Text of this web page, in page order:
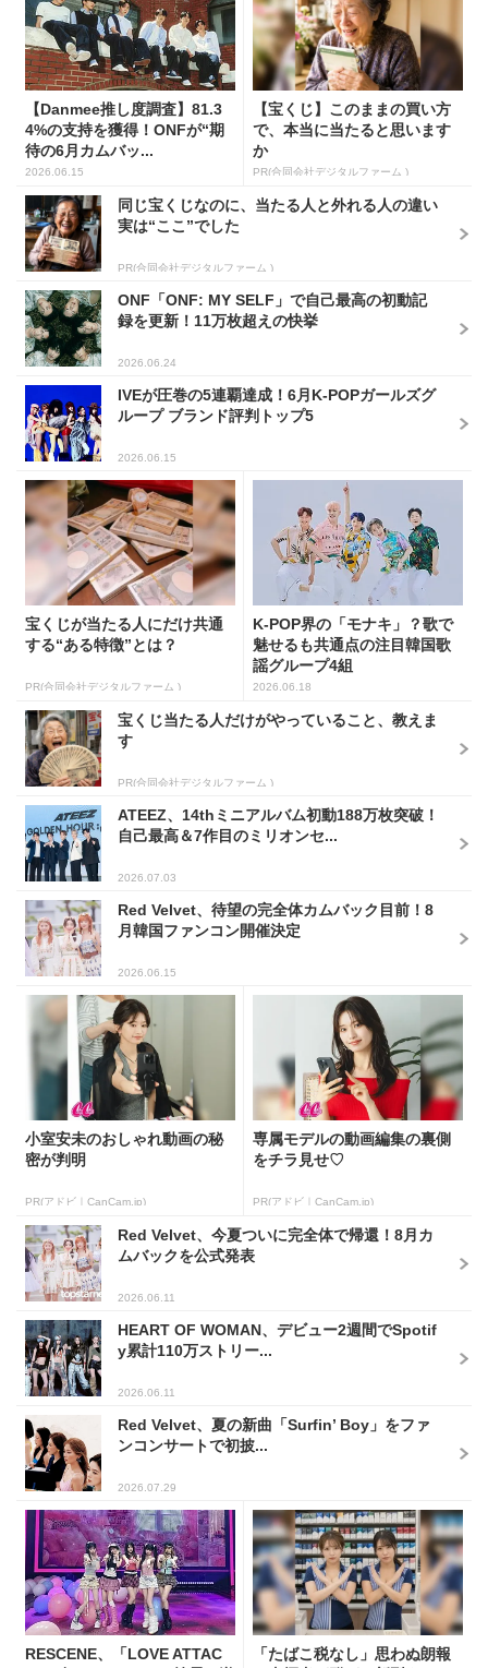
【Danmee推し度調査】81.3
4%の支持を獲得！ONFが“期
待の6月カムバッ...
2026.06.15
【宝くじ】このままの買い方
で、本当に当たると思います
か
PR(合同会社デジタルファーム )
同じ宝くじなのに、当たる人と外れる人の違い
実は“ここ”でした
PR(合同会社デジタルファーム )
ONF「ONF: MY SELF」で自己最高の初動記
録を更新！11万枚超えの快挙
2026.06.24
IVEが圧巻の5連覇達成！6月K-POPガールズグ
ループ ブランド評判トップ5
2026.06.15
宝くじが当たる人にだけ共通
する“ある特徴”とは？
PR(合同会社デジタルファーム )
K-POP界の「モナキ」？歌で
魅せるも共通点の注目韓国歌
謡グループ4組
2026.06.18
宝くじ当たる人だけがやっていること、教えま
す
PR(合同会社デジタルファーム )
ATEEZ、14thミニアルバム初動188万枚突破！
自己最高＆7作目のミリオンセ...
2026.07.03
Red Velvet、待望の完全体カムバック目前！8
月韓国ファンコン開催決定
2026.06.15
小室安未のおしゃれ動画の秘
密が判明
PR(アドビ｜CanCam.jp)
専属モデルの動画編集の裏側
をチラ見せ♡
PR(アドビ｜CanCam.jp)
Red Velvet、今夏ついに完全体で帰還！8月カ
ムバックを公式発表
2026.06.11
HEART OF WOMAN、デビュー2週間でSpotif
y累計110万ストリー...
2026.06.11
Red Velvet、夏の新曲「Surfin’ Boy」をファ
ンコンサートで初披...
2026.07.29
RESCENE、「LOVE ATTAC
「たばこ税なし」思わぬ朗報